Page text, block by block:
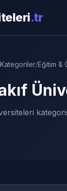
.tr
Kategoriler/Eğitim &